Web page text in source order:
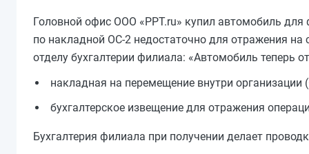
Головной офис ООО «PPT.ru» купил автомобиль
по накладной ОС-2 недостаточно для отражения на
отделу бухгалтерии филиала: «Автомобиль теперь
накладная на перемещение внутри организации
бухгалтерское извещение для отражения
Бухгалтерия филиала при получении делает